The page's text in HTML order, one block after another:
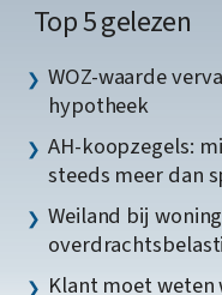
Top 5 gelezen
WOZ-waarde
hypotheek
AH-koopzegels:
steeds meer dan
Weiland bij
Klant moet weten